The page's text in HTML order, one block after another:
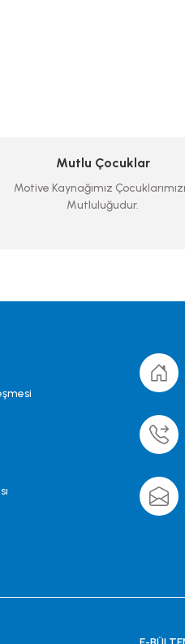
Mutlu Çocuklar
Motive Kaynağımız
Mutluluğudur.